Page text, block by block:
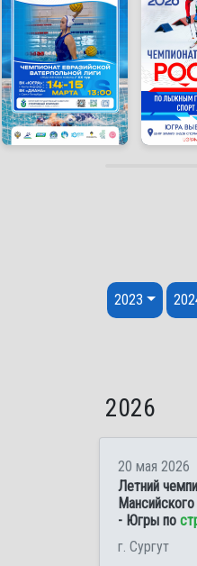
Перейти к
2023
2026
20 мая 2026
Летний
- Югры по
г. Сургут